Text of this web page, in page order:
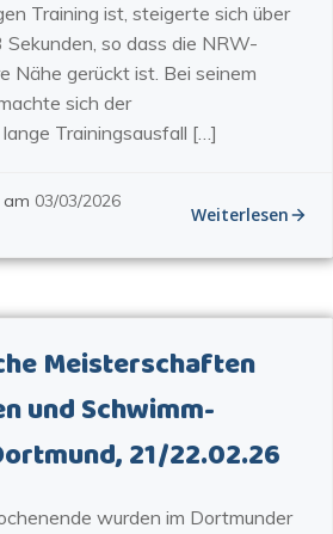
Training ist, steigerte sich über
so dass die NRW-
Nähe gerückt ist. Bei seinem
sich der
Trainingsausfall […]
am 03/03/2026
Weiterlesen
Meisterschaften
und Schwimm-
21/22.02.26
wurden im Dortmunder